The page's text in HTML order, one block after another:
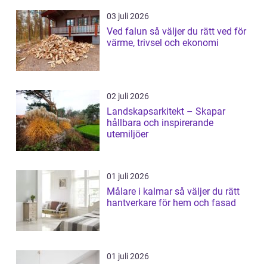
03 juli 2026
Ved falun så väljer du rätt ved för
värme, trivsel och ekonomi
02 juli 2026
Landskapsarkitekt – Skapar
hållbara och inspirerande
utemiljöer
01 juli 2026
Målare i kalmar så väljer du rätt
hantverkare för hem och fasad
01 juli 2026